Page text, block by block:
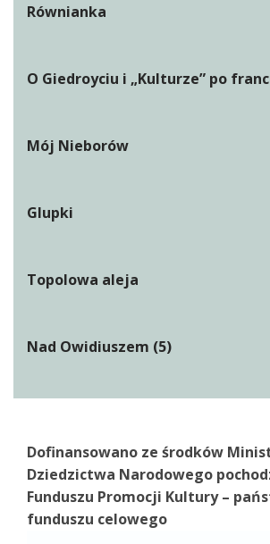
Równianka
O Giedroyciu i „Kulturze” po
Mój Nieborów
Glupki
Topolowa aleja
Nad Owidiuszem (5)
Dofinansowano ze środków
Dziedzictwa Narodowego
Funduszu Promocji Kultury –
funduszu celowego